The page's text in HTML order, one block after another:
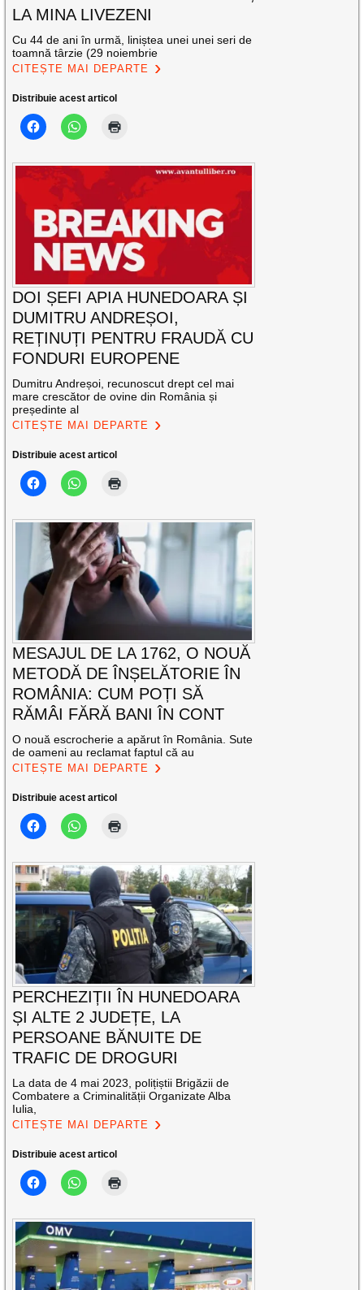
LA MINA LIVEZENI
Cu 44 de ani în urmă, liniștea unei unei seri de
toamnă târzie (29 noiembrie
CITEȘTE MAI DEPARTE
Distribuie acest articol
DOI ȘEFI APIA HUNEDOARA ȘI
DUMITRU ANDREȘOI,
REȚINUȚI PENTRU FRAUDĂ CU
FONDURI EUROPENE
Dumitru Andreșoi, recunoscut drept cel mai
mare crescător de ovine din România și
președinte al
CITEȘTE MAI DEPARTE
Distribuie acest articol
MESAJUL DE LA 1762, O NOUĂ
METODĂ DE ÎNȘELĂTORIE ÎN
ROMÂNIA: CUM POȚI SĂ
RĂMÂI FĂRĂ BANI ÎN CONT
O nouă escrocherie a apărut în România. Sute
de oameni au reclamat faptul că au
CITEȘTE MAI DEPARTE
Distribuie acest articol
PERCHEZIȚII ÎN HUNEDOARA
ȘI ALTE 2 JUDEȚE, LA
PERSOANE BĂNUITE DE
TRAFIC DE DROGURI
La data de 4 mai 2023, polițiștii Brigăzii de
Combatere a Criminalității Organizate Alba
Iulia,
CITEȘTE MAI DEPARTE
Distribuie acest articol